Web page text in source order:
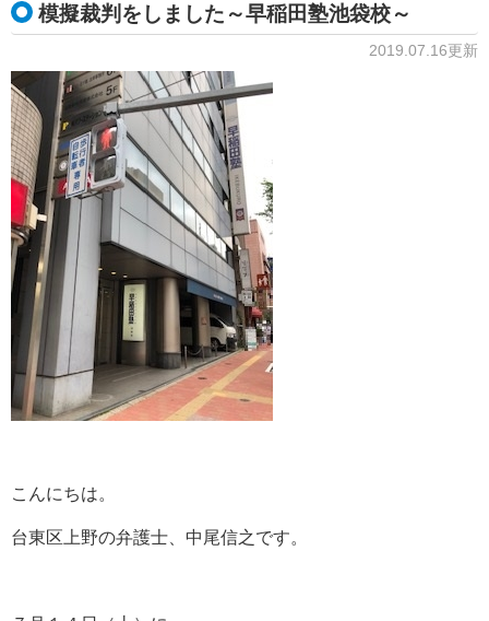
模擬裁判をしました～早稲田塾池袋校～
2019.07.16更新
こんにちは。
台東区上野の弁護士、中尾信之です。